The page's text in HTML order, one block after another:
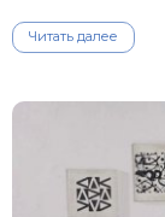
Читать далее